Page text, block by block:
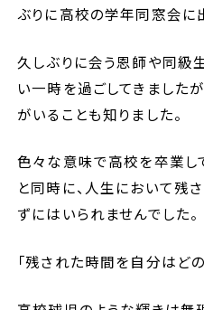
ぶりに高校の学年同窓会に
久しぶりに会う恩師や同級
い一時を過ごしてきました
がいることも知りました。
色々な意味で高校を卒業し
と同時に、人生において残
ずにはいられませんでした。
「残された時間を自分はど